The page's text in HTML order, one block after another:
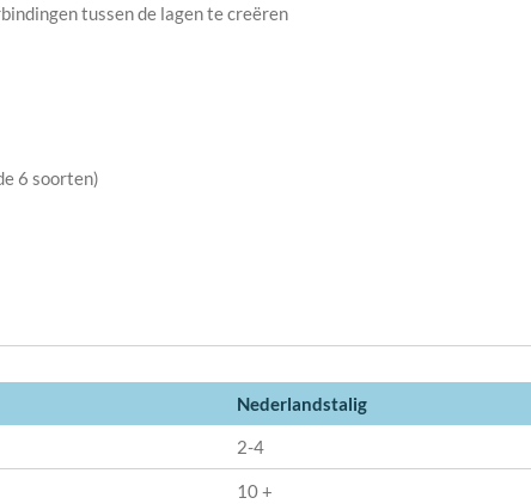
tussen de lagen te creëren
6 soorten)
Nederlandstalig
2-4
10 +